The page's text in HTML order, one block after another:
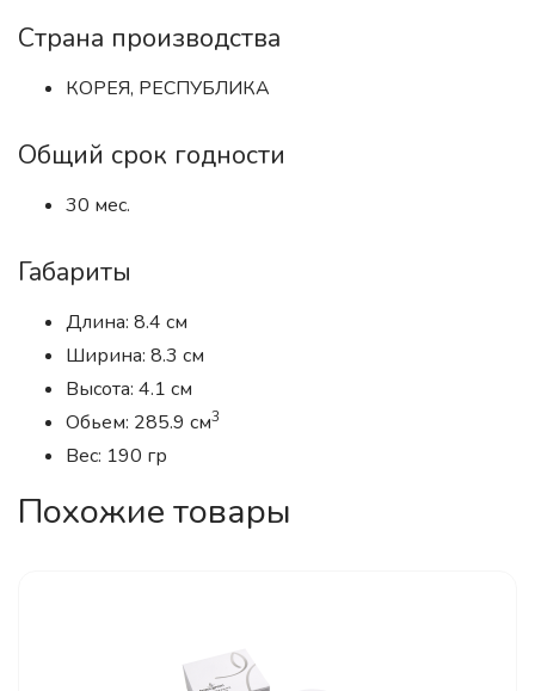
Страна производства
КОРЕЯ, РЕСПУБЛИКА
Общий срок годности
30 мес.
Габариты
Длина: 8.4 см
Ширина: 8.3 см
Высота: 4.1 см
Обьем: 285.9 см3
Вес: 190 гр
Похожие товары